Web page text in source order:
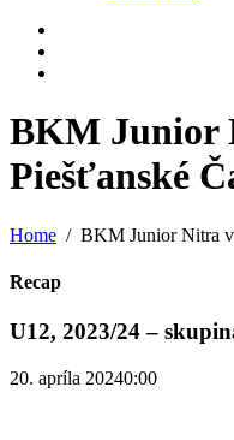
BKM Junior
Piešťanské
Home BKM Junior Nitra
Recap
U12, 2023/24 –
20. apríla 20240:00